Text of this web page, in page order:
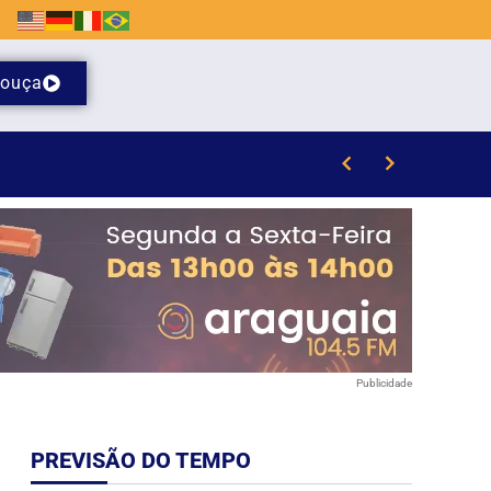
ouça
Publicidade
PREVISÃO DO TEMPO